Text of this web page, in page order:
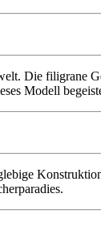
Die filigrane
Modell